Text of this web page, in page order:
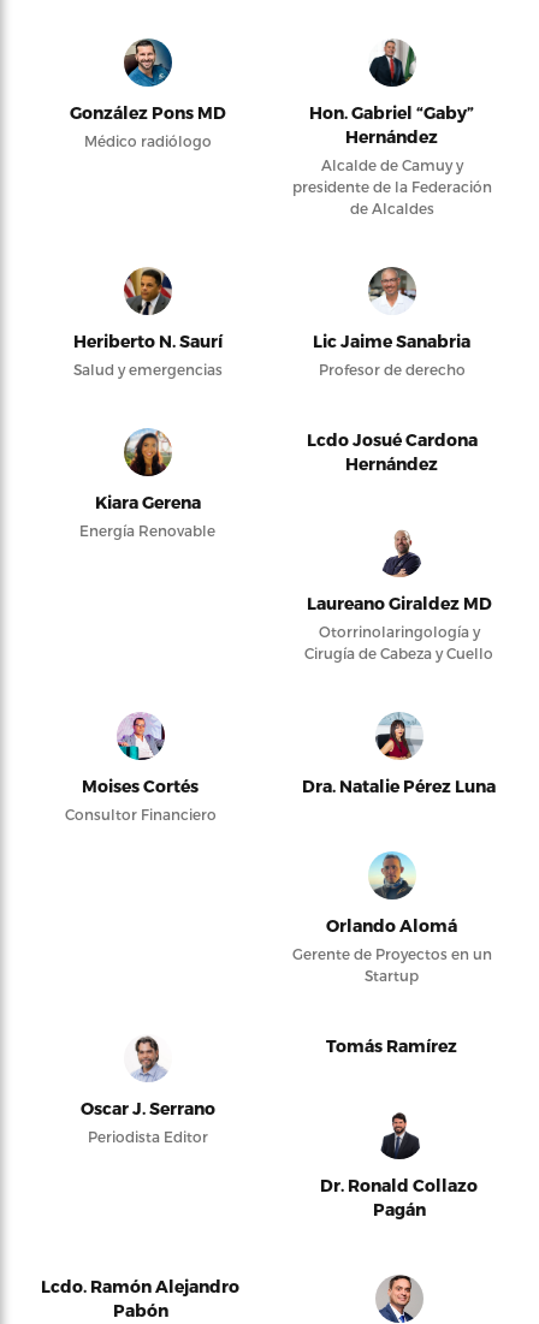
González Pons MD
Médico radiólogo
Hon. Gabriel “Gaby”
Hernández
Alcalde de Camuy y
presidente de la Federación
de Alcaldes
Heriberto N. Saurí
Salud y emergencias
Lic Jaime Sanabria
Profesor de derecho
Kiara Gerena
Energía Renovable
Lcdo Josué Cardona
Hernández
Laureano Giraldez MD
Otorrinolaringología y
Cirugía de Cabeza y Cuello
Moises Cortés
Consultor Financiero
Dra. Natalie Pérez Luna
Orlando Alomá
Gerente de Proyectos en un
Startup
Oscar J. Serrano
Periodista Editor
Tomás Ramírez
Dr. Ronald Collazo
Pagán
Lcdo. Ramón Alejandro
Pabón